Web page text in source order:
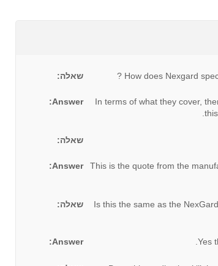
שאלה: How does Nexgard
Answer:
In terms of what they cover,
שאלה:
Answer:
This is the quote from the
שאלה:
Is this the same as the
Answer: Yes